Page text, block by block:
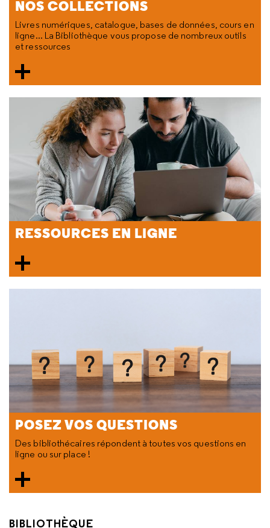
NOS COLLECTIONS
Livres numériques, catalogue, bases de données, cours en
ligne... La Bibliothèque vous propose de nombreux outils
et ressources
RESSOURCES EN LIGNE
POSEZ VOS QUESTIONS
Des bibliothécaires répondent à toutes vos questions en
ligne ou sur place !
BIBLIOTHÈQUE